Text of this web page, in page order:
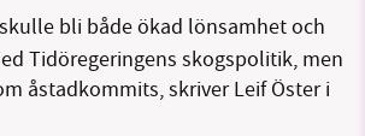
Sparade inlägg Tipsa oss
Instagram BlueSky
bli både ökad lönsamhet och
Tidöregeringens skogspolitik, men
åstadkommits, skriver Leif Öster i